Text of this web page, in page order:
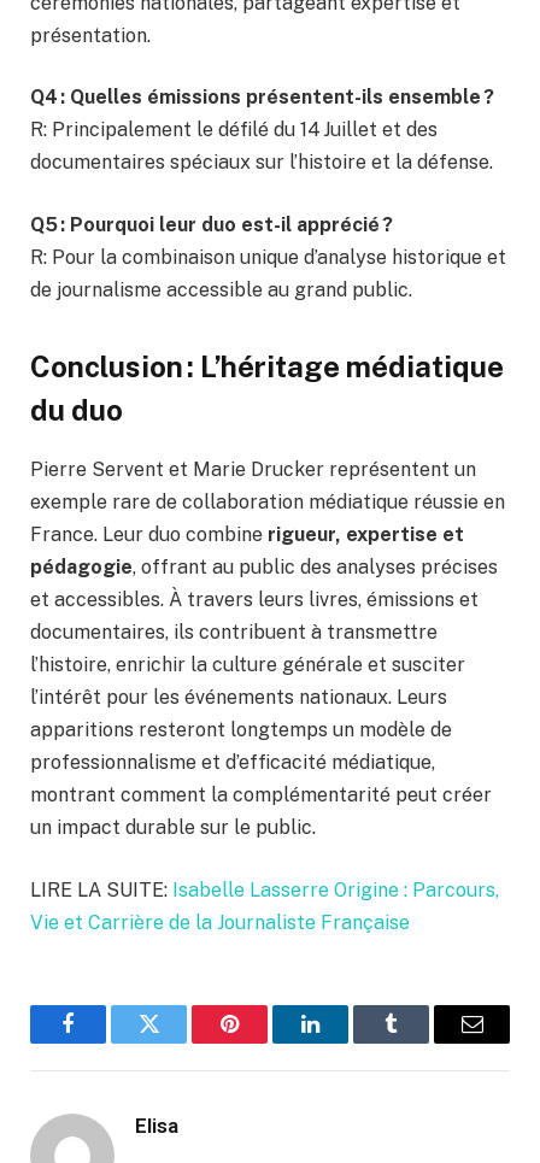
présentation.
Q4 : Quelles émissions présentent-ils ensemble ?
R: Principalement le défilé du 14 Juillet et des
documentaires spéciaux sur l’histoire et la défense.
Q5 : Pourquoi leur duo est-il apprécié ?
R: Pour la combinaison unique d’analyse historique et
de journalisme accessible au grand public.
Conclusion : L’héritage médiatique
du duo
Pierre Servent et Marie Drucker représentent un
exemple rare de collaboration médiatique réussie en
France. Leur duo combine rigueur, expertise et
pédagogie, offrant au public des analyses précises
et accessibles. À travers leurs livres, émissions et
documentaires, ils contribuent à transmettre
l’histoire, enrichir la culture générale et susciter
l’intérêt pour les événements nationaux. Leurs
apparitions resteront longtemps un modèle de
professionnalisme et d’efficacité médiatique,
montrant comment la complémentarité peut créer
un impact durable sur le public.
LIRE LA SUITE: Isabelle Lasserre Origine : Parcours,
Vie et Carrière de la Journaliste Française
FacebookTwitter Pinterest LinkedInTumblr Email
Elisa